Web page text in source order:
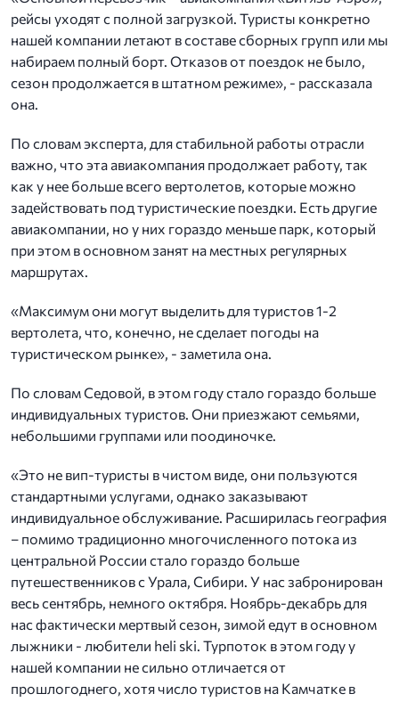
рейсы уходят с полной загрузкой. Туристы конкретно
нашей компании летают в составе сборных групп или мы
набираем полный борт. Отказов от поездок не было,
сезон продолжается в штатном режиме», - рассказала
она.
По словам эксперта, для стабильной работы отрасли
важно, что эта авиакомпания продолжает работу, так
как у нее больше всего вертолетов, которые можно
задействовать под туристические поездки. Есть другие
авиакомпании, но у них гораздо меньше парк, который
при этом в основном занят на местных регулярных
маршрутах.
«Максимум они могут выделить для туристов 1-2
вертолета, что, конечно, не сделает погоды на
туристическом рынке», - заметила она.
По словам Седовой, в этом году стало гораздо больше
индивидуальных туристов. Они приезжают семьями,
небольшими группами или поодиночке.
«Это не вип-туристы в чистом виде, они пользуются
стандартными услугами, однако заказывают
индивидуальное обслуживание. Расширилась география
– помимо традиционно многочисленного потока из
центральной России стало гораздо больше
путешественников с Урала, Сибири. У нас забронирован
весь сентябрь, немного октября. Ноябрь-декабрь для
нас фактически мертвый сезон, зимой едут в основном
лыжники - любители heli ski. Турпоток в этом году у
нашей компании не сильно отличается от
прошлогоднего, хотя число туристов на Камчатке в